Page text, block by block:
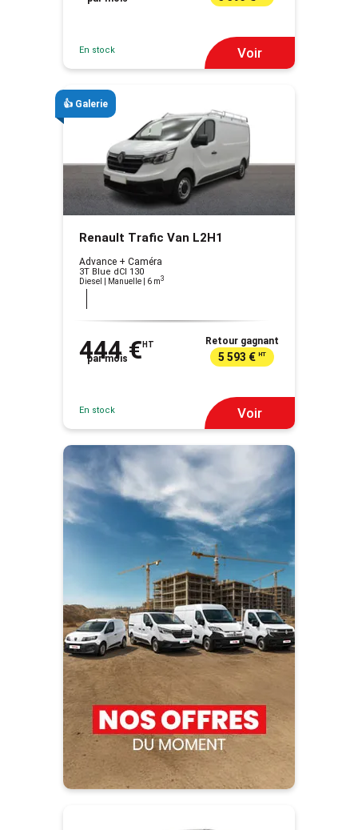
En stock Voir
👍 Galerie
Renault Trafic Van L2H1
Advance + Caméra
3T Blue dCI 130
Diesel | Manuelle | 6 m3
444 € HT
par mois
Retour gagnant
5 593 € HT
En stock Voir